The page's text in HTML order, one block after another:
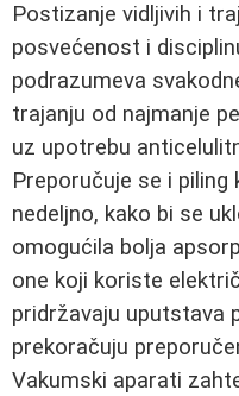
Postizanje vidljivih i
posvećenost i
podrazumeva
trajanju od najmanje
uz upotrebu
Preporučuje se i
nedeljno, kako bi se
omogućila bolja
one koji koriste
pridržavaju uputstava
prekoračuju
Vakumski aparati